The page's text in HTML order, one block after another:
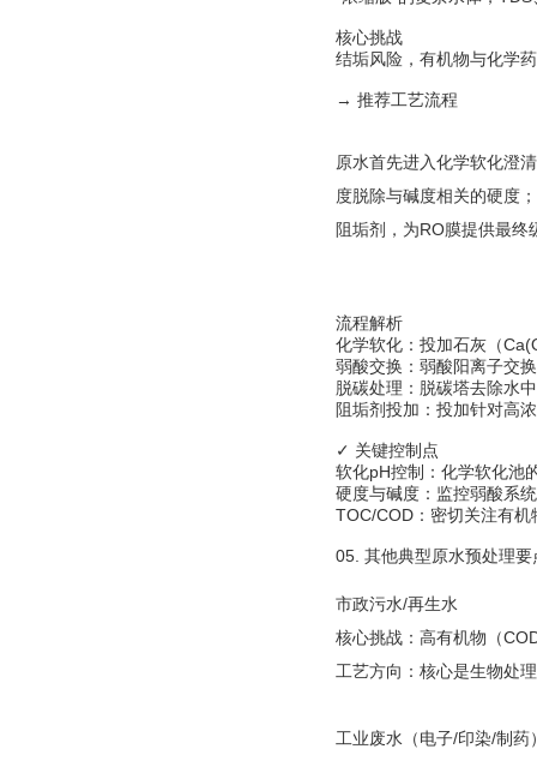
核心挑战
结垢风险，有机物与化学
→ 推荐工艺流程
原水首先进入化学软化澄
度脱除与碱度相关的硬度
阻垢剂，为RO膜提供最
流程解析
化学软化：投加石灰（
弱酸交换：弱酸阳离子交
脱碳处理：脱碳塔去除水
阻垢剂投加：投加针对高
✓ 关键控制点
软化pH控制：化学软化池
硬度与碱度：监控弱酸系
TOC/COD：密切关注有
05. 其他典型原水预处理要
市政污水/再生水
核心挑战：高有机物（
工艺方向：核心是生物处
工业废水（电子/印染/制药